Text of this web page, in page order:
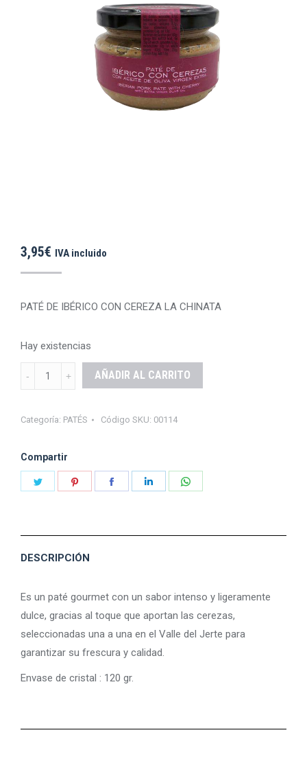
3,95€ IVA incluido
PATÉ DE IBÉRICO CON CEREZA LA CHINATA
Hay existencias
IBÉRICO
CEREZAS
CHINATA
quantity
AÑADIR AL CARRITO
Categoría: PATÉS Código SKU: 00114
Compartir
DESCRIPCIÓN
Es un paté gourmet con un sabor intenso y ligeramente
dulce, gracias al toque que aportan las cerezas,
seleccionadas una a una en el Valle del Jerte para
garantizar su frescura y calidad.
Envase de cristal : 120 gr.